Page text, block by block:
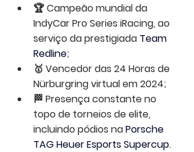
🏆 Campeão mundial da
IndyCar Pro Series iRacing, ao
serviço da prestigiada Team
Redline;
🥇 Vencedor das 24 Horas de
Nürburgring virtual em 2024;
🏁 Presença constante no
topo de torneios de elite,
incluindo pódios na Porsche
TAG Heuer Esports Supercup.